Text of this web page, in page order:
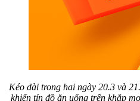
Kéo dài trong hai ngày 20.3 và
khiến tín đồ ăn uống trên khắp